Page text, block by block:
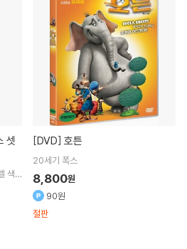
색헤
[DVD] 호튼
20세기 폭스
8,800원
90원
절판